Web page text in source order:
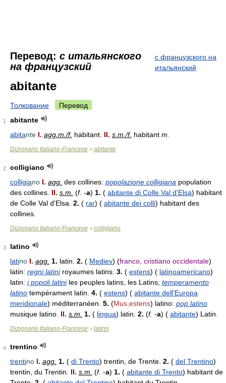
Перевод: с итальянского
на французский
с французского на
итальянский
abitante
Толкование Перевод
1
abitante
abitante I. agg.m./f. habitant. II. s.m./f. habitant m.
Dizionario Italiano-Francese > abitante
2
colligiano
colligiano I. agg. des collines: popolazione colligiana population
des collines. II. s.m. (f. -a) 1. ( abitante di Colle Val d'Elsa) habitant
de Colle Val d'Elsa. 2. ( rar) ( abitante dei colli) habitant des
collines.
Dizionario Italiano-Francese > colligiano
3
latino
latino I. agg. 1. latin. 2. ( Mediev) (franco, cristiano occidentale)
latin: regni latiniroyaumes latins. 3. ( estens) ( latinoamericano)
latin: i popoli latiniles peuples latins, les Latins; temperamento
latino tempérament latin. 4. ( estens) ( abitante dell'Europa
meridionale) méditerranéen. 5. (Mus,estens) latino: pop latino
musique latino. II. s.m. 1. ( lingua) latin. 2. (f. -a) ( abitante) Latin.
Dizionario Italiano-Francese > latino
4
trentino
trentino I. agg. 1. ( di Trento) trentin, de Trente. 2. ( del Trentino)
trentin, du Trentin. II. s.m. (f. -a) 1. ( abitante di Trento) habitant de